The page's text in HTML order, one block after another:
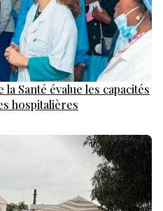
Santé évalue les capacités
hospitalières